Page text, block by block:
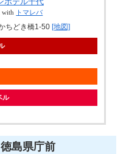
with トマレバ
ちどき橋1-50 [地図]
ル
島県庁前